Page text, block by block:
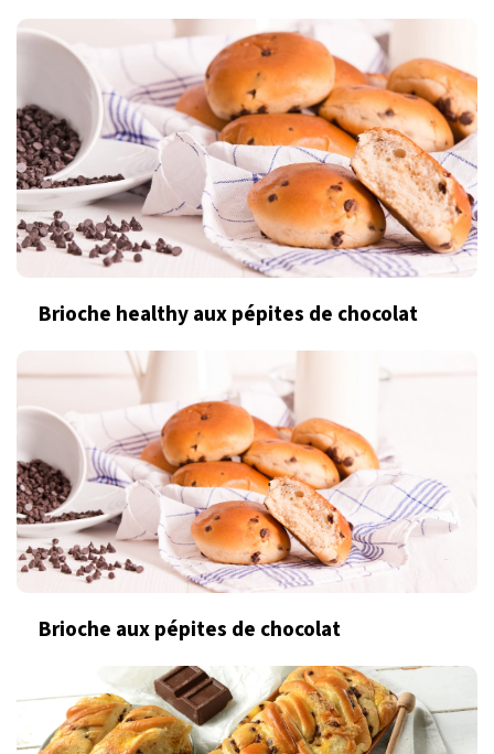
Brioche healthy aux pépites de chocolat
Brioche aux pépites de chocolat